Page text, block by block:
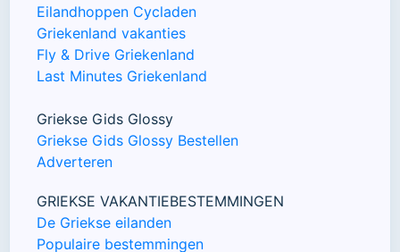
Eilandhoppen Cycladen
Griekenland vakanties
Fly & Drive Griekenland
Last Minutes Griekenland
Griekse Gids Glossy
Griekse Gids Glossy Bestellen
Adverteren
GRIEKSE VAKANTIEBESTEMMINGEN
De Griekse eilanden
Populaire bestemmingen